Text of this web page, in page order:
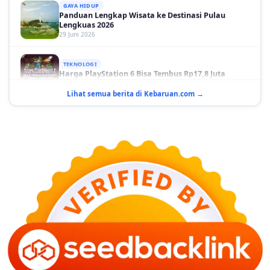
Panduan Lengkap Wisata ke Destinasi Pulau
Lengkuas 2026
29 Juni 2026
Harga PlayStation 6 Bisa Tembus Rp17,8 Juta
29 Juni 2026
KESEHATAN
Bahaya Memakai Softlens untuk Mata yang Jarang
Diketahui
29 Juni 2026
NASIONAL
PLN Kalimantan Lakukan Manajemen Beban
29 Juni 2026
Lihat semua berita di Kebaruan.com →